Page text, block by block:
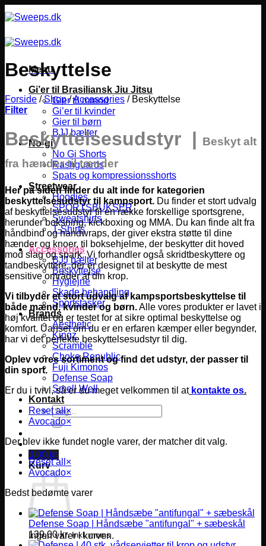
til
Menu
Gi’er til Brasiliansk Jiu Jitsu
Gier til mænd
Gi’er til kvinder
Gier til børn
BJJ bælter
No-gi
No Gi Shorts
Rashguards
Spats og kompressionsshorts
Streetwear
Hoodies
SPORTSBUKSER
Sweatshirts
T-Shirts
Accessories
BJJ bælter
Beskyttelse
Hygiejne
Skade behandling
Sportstasker
Brands
Aesthetic
Kingz
Scramble
Choke Republic
Fuji Kimonos
Defense Soap
Smell Well
Kontakt
Søg
efter:
0,00 kr.
Kurv
Ingen varer i kurven.
Beskyttelse
Forside / Shop /Accessories /Beskyttelse
Filter
Beskyttelsesudstyr | Beskyt alt
fra hænder til tænder
Her på siden finder du alt inde for kategorien
beskyttelsesudstyr til kampsport. Du finder et stort udvalg
af beskyttelsesudstyr til en række forskellige sportsgrene,
herunder boksning, kickboxing og MMA. Du kan finde alt fra
håndbind og handwraps, der giver ekstra støtte til dine
hænder og knoer, til boksehjelme, der beskytter dit hoved
mod slag og spark. Vi forhandler også skridtbeskyttere og
tandbeskyttere, der er designet til at beskytte de mest
sensitive områder af din krop.
Vi tilbyder et stort udvalg af kampsportsbeskyttelse til
både mænd, kvinder og børn.Alle vores produkter er lavet i
høj kvalitet og er testet for at sikre optimal beskyttelse og
komfort. Uanset om du er en erfaren kæmper eller begynder,
har vi det perfekte beskyttelsesudstyr til dig.
Oplev vores sortiment og find det udstyr, der passer til
din sport.
Er du i tvivl, så er du meget velkommen til at kontakte os.
Reset all×
Avocado×
Der blev ikke fundet nogle varer, der matcher dit valg.
Reset all ×
Avocado×
Bedst bedømte varer
Defense Soap | Håndsæbe "antifungal" + sæbeskål
139,00kr. Inkl. moms